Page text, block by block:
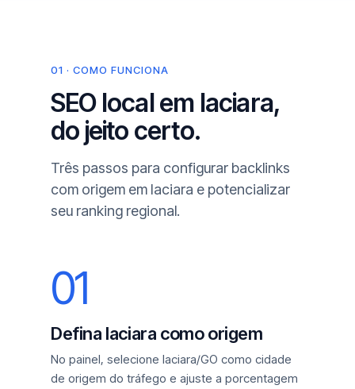
01 · COMO FUNCIONA
SEO local em Iaciara,
do jeito certo.
Três passos para configurar backlinks
com origem em Iaciara e potencializar
seu ranking regional.
01
Defina Iaciara como origem
No painel, selecione Iaciara/GO como cidade
de origem do tráfego e ajuste a porcentagem